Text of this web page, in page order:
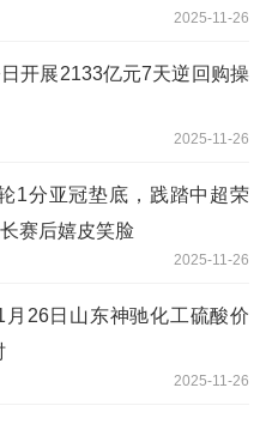
2025-11-26
开展2133亿元7天逆回购操
2025-11-26
1分亚冠垫底，践踏中超荣
赛后嬉皮笑脸
2025-11-26
月26日山东神驰化工硫酸价
2025-11-26